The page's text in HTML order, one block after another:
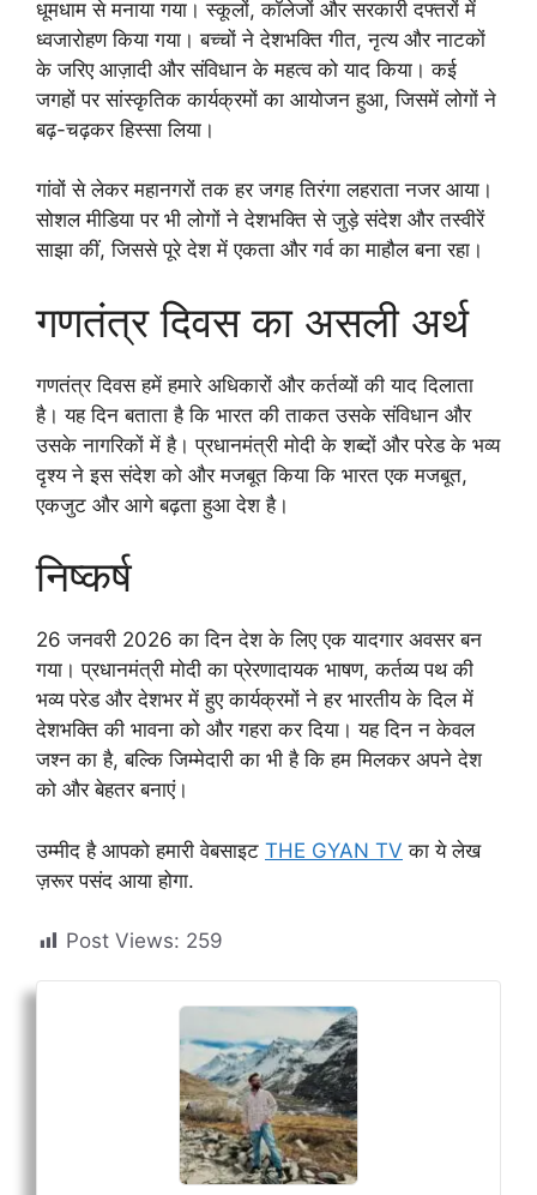
धूमधाम से मनाया गया। स्कूलों, कॉलेजों और सरकारी दफ्तरों में
ध्वजारोहण किया गया। बच्चों ने देशभक्ति गीत, नृत्य और नाटकों
के जरिए आज़ादी और संविधान के महत्व को याद किया। कई
जगहों पर सांस्कृतिक कार्यक्रमों का आयोजन हुआ, जिसमें लोगों ने
बढ़-चढ़कर हिस्सा लिया।
गांवों से लेकर महानगरों तक हर जगह तिरंगा लहराता नजर आया।
सोशल मीडिया पर भी लोगों ने देशभक्ति से जुड़े संदेश और तस्वीरें
साझा कीं, जिससे पूरे देश में एकता और गर्व का माहौल बना रहा।
गणतंत्र दिवस का असली अर्थ
गणतंत्र दिवस हमें हमारे अधिकारों और कर्तव्यों की याद दिलाता
है। यह दिन बताता है कि भारत की ताकत उसके संविधान और
उसके नागरिकों में है। प्रधानमंत्री मोदी के शब्दों और परेड के भव्य
दृश्य ने इस संदेश को और मजबूत किया कि भारत एक मजबूत,
एकजुट और आगे बढ़ता हुआ देश है।
निष्कर्ष
26 जनवरी 2026 का दिन देश के लिए एक यादगार अवसर बन
गया। प्रधानमंत्री मोदी का प्रेरणादायक भाषण, कर्तव्य पथ की
भव्य परेड और देशभर में हुए कार्यक्रमों ने हर भारतीय के दिल में
देशभक्ति की भावना को और गहरा कर दिया। यह दिन न केवल
जश्न का है, बल्कि जिम्मेदारी का भी है कि हम मिलकर अपने देश
को और बेहतर बनाएं।
उम्मीद है आपको हमारी वेबसाइट THE GYAN TV का ये लेख
ज़रूर पसंद आया होगा.
Post Views: 259